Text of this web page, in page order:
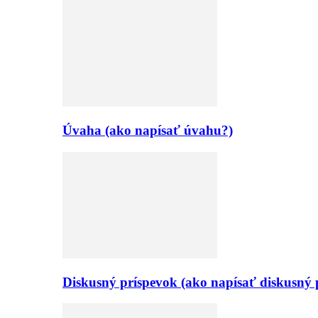
Úvaha (ako napísať úvahu?)
Diskusný príspevok (ako napísať diskusný